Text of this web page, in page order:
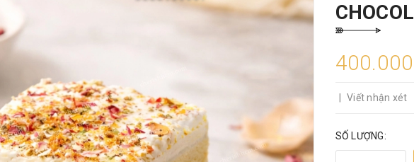
Viết nhận xét
SỐ LƯỢNG: